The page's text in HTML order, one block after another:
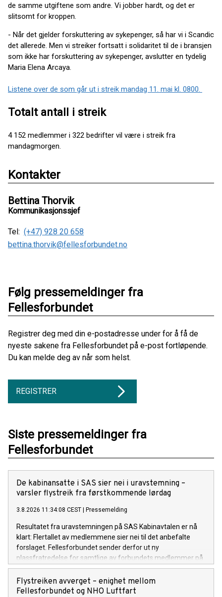
de samme utgiftene som andre. Vi jobber hardt, og det er
slitsomt for kroppen.
- Når det gjelder forskuttering av sykepenger, så har vi i Scandic
det allerede. Men vi streiker fortsatt i solidaritet til de i bransjen
som ikke har forskuttering av sykepenger, avslutter en tydelig
Maria Elena Arcaya.
Listene over de som går ut i streik mandag 11. mai kl. 0800.
Totalt antall i streik
4 152 medlemmer i 322 bedrifter vil være i streik fra
mandagmorgen.
Kontakter
Bettina Thorvik
Kommunikasjonssjef
Tel: (+47) 928 20 658
bettina.thorvik@fellesforbundet.no
Følg pressemeldinger fra
Fellesforbundet
Registrer deg med din e-postadresse under for å få de
nyeste sakene fra Fellesforbundet på e-post fortløpende.
Du kan melde deg av når som helst.
REGISTRER
Siste pressemeldinger fra
Fellesforbundet
De kabinansatte i SAS sier nei i uravstemning –
varsler flystreik fra førstkommende lørdag
3.8.2026 11:34:08 CEST | Pressemelding
Resultatet fra uravstemningen på SAS Kabinavtalen er nå
klart: Flertallet av medlemmene sier nei til det anbefalte
forslaget. Fellesforbundet sender derfor ut ny
plassfratredelse for samtlige av forbundets medlemmer på
SAS Kabinavtalen.
Flystreiken avverget – enighet mellom
Fellesforbundet og NHO Luftfart